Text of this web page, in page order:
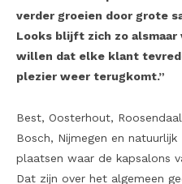
verder groeien door grote
Looks blijft zich zo
willen dat elke klant
plezier weer terugkomt.”
Best, Oosterhout,
Bosch, Nijmegen en
plaatsen waar de kapsalons
Dat zijn over het algemeen